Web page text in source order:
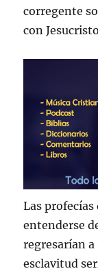
corregente
con
Las profecías
entenderse
regresarían a
esclavitud